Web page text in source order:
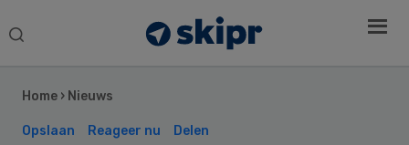
Search
Home › Nieuws
Opslaan Reageer nu Delen
Sidebar